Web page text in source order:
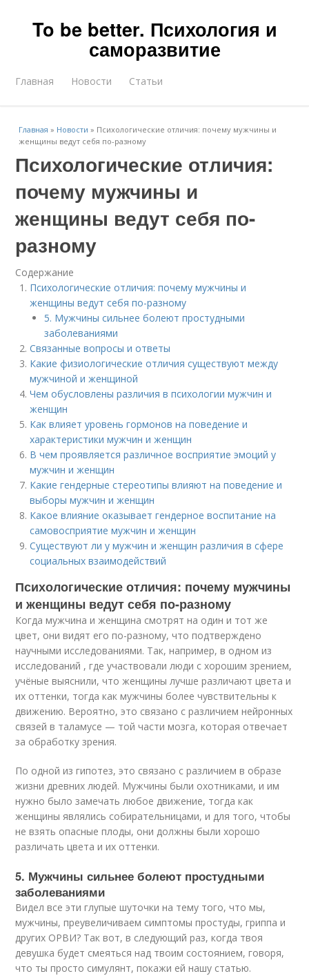
To be better. Психология и
саморазвитие
Главная Новости Статьи
Главная » Новости » Психологические отличия: почему мужчины и
женщины ведут себя по-разному
Психологические отличия:
почему мужчины и
женщины ведут себя по-
разному
Содержание
Психологические отличия: почему мужчины и
женщины ведут себя по-разному
5. Мужчины сильнее болеют простудными
заболеваниями
Связанные вопросы и ответы
Какие физиологические отличия существуют между
мужчиной и женщиной
Чем обусловлены различия в психологии мужчин и
женщин
Как влияет уровень гормонов на поведение и
характеристики мужчин и женщин
В чем проявляется различное восприятие эмоций у
мужчин и женщин
Какие гендерные стереотипы влияют на поведение и
выборы мужчин и женщин
Какое влияние оказывает гендерное воспитание на
самовосприятие мужчин и женщин
Существуют ли у мужчин и женщин различия в сфере
социальных взаимодействий
Психологические отличия: почему мужчины
и женщины ведут себя по-разному
Когда мужчина и женщина смотрят на один и тот же
цвет, они видят его по-разному, что подтверждено
научными исследованиями. Так, например, в одном из
исследований , где участвовали люди с хорошим зрением,
учёные выяснили, что женщины лучше различают цвета и
их оттенки, тогда как мужчины более чувствительны к
движению. Вероятно, это связано с различием нейронных
связей в таламусе — той части мозга, которая отвечает
за обработку зрения.
По одной из гипотез, это связано с различием в образе
жизни древних людей. Мужчины были охотниками, и им
нужно было замечать любое движение, тогда как
женщины являлись собирательницами, и для того, чтобы
не взять опасные плоды, они должны были хорошо
различать цвета и их оттенки.
5. Мужчины сильнее болеют простудными
заболеваниями
Видел все эти глупые шуточки на тему того, что мы,
мужчины, преувеличиваем симптомы простуды, гриппа и
других ОРВИ? Так вот, в следующий раз, когда твоя
девушка будет смеяться над твоим состоянием, говоря,
что ты просто симулянт, покажи ей нашу статью.